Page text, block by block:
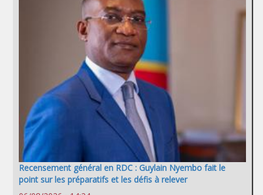
Recensement général en RDC : Guylain Nyembo fait le
point sur les préparatifs et les défis à relever